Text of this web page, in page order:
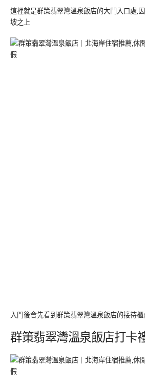
這裡就是群策翡翠灣溫泉飯店的大門入口處,
坡之上
入門後會先看到群策翡翠灣溫泉飯店的接待
群策翡翠灣溫泉飯店打卡